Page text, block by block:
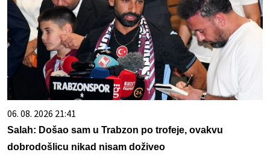
06. 08. 2026 21:41
Salah: Došao sam u Trabzon po trofeje, ovakvu
dobrodošlicu nikad nisam doživeo